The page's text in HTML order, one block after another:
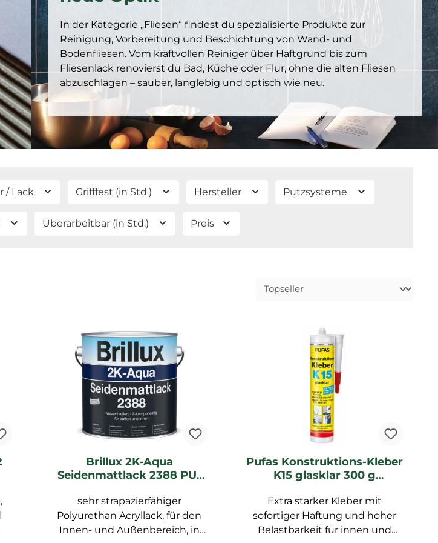
In der Kategorie „Fliesen“ findest du spezialisierte Produkte zur
Reinigung, Vorbereitung und Beschichtung von Wand- und
Bodenfliesen. Vom kraftvollen Reiniger über Haftgrund bis zum
Fliesenlack renovierst du Bad, Küche oder Flur, ohne die alten Fliesen
abzuschlagen – sauber, langlebig und optisch wie neu.
/ Lack Grifffest (in Std.) Hersteller Putzsysteme
Überarbeitbar (in Std.) Preis
Brillux 2K-Aqua
Seidenmattlack 2388 PU-
(Härter nicht enthalten,
bitte sep. bestellen)
sehr strapazierfähiger
Polyurethan Acryllack, für den
Innen- und Außenbereich, in
Pufas Konstruktions-Kleber
K15 glasklar 300 g
Extra starker Kleber mit
sofortiger Haftung und hoher
Belastbarkeit für innen und